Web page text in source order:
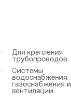
Для крепления
трубопроводов
Системы
водоснабжения,
газоснабжения и
вентиляции